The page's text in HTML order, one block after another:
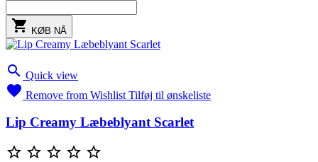
 KØB NÅ
 Quick view
 Remove from Wishlist Tilføj til ønskeliste
Lip Creamy Læbeblyant Scarlet
    